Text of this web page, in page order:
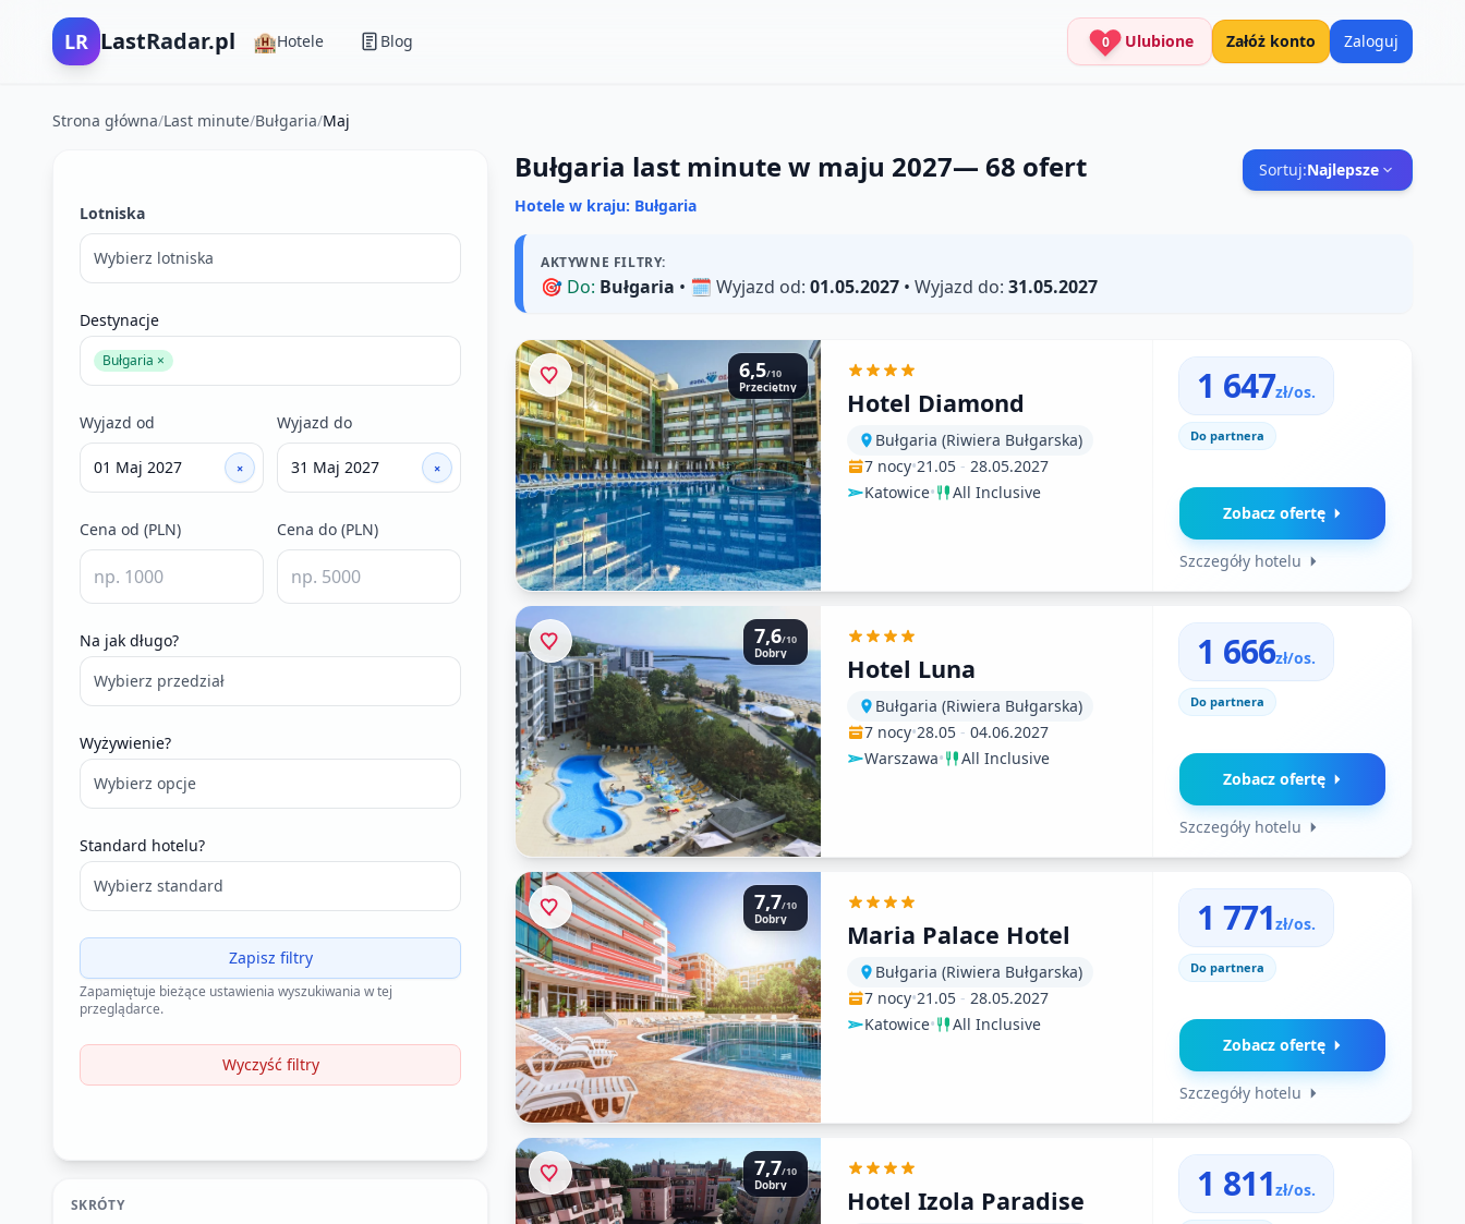
LR LastRadar.pl 🏨Hotele Blog 0 Ulubione Załóż konto Zaloguj
Strona główna/Last minute/Bułgaria/Maj
Lotniska
Wybierz lotniska
Destynacje
Bułgaria ×
Wyjazd od
×
Wyjazd do
×
Cena od (PLN) Cena do (PLN)
Na jak długo?
Wybierz przedział
Wyżywienie?
Wybierz opcje
Standard hotelu?
Wybierz standard
Zapisz filtry
Zapamiętuje bieżące ustawienia wyszukiwania w tej
przeglądarce.
Wyczyść filtry
SKRÓTY
Bułgaria last minute w maju 2027— 68 ofert Sortuj:Najlepsze
Hotele w kraju: Bułgaria
AKTYWNE FILTRY:
🎯 Do: Bułgaria • 🗓️ Wyjazd od: 01.05.2027 • Wyjazd do: 31.05.2027
6,5/10
Przeciętny Hotel Diamond
Bułgaria (Riwiera Bułgarska)
7 nocy•21.05 - 28.05.2027
Katowice• All Inclusive
1 647zł/os.
Do partnera
Zobacz ofertę
Szczegóły hotelu
7,6/10
Dobry Hotel Luna
Bułgaria (Riwiera Bułgarska)
7 nocy•28.05 - 04.06.2027
Warszawa• All Inclusive
1 666zł/os.
Do partnera
Zobacz ofertę
Szczegóły hotelu
7,7/10
Dobry Maria Palace Hotel
Bułgaria (Riwiera Bułgarska)
7 nocy•21.05 - 28.05.2027
Katowice• All Inclusive
1 771zł/os.
Do partnera
Zobacz ofertę
Szczegóły hotelu
7,7/10
Dobry Hotel Izola Paradise 1 811zł/os.